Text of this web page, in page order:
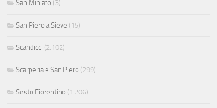
San Miniato (3)
San Piero a Sieve (15)
Scandicci (2.102)
Scarperia e San Piero (299)
Sesto Fiorentino (1.206)